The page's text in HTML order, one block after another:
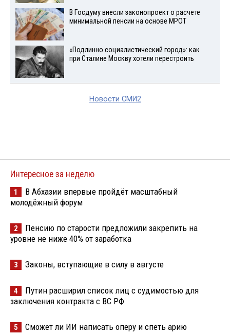
В Госдуму внесли законопроект о расчете
минимальной пенсии на основе МРОТ
«Подлинно социалистический город»: как
при Сталине Москву хотели перестроить
Новости СМИ2
Интересное за неделю
1
В Абхазии впервые пройдёт масштабный
молодёжный форум
2
Пенсию по старости предложили закрепить на
уровне не ниже 40% от заработка
3 Законы, вступающие в силу в августе
4
Путин расширил список лиц с судимостью для
заключения контракта с ВС РФ
5 Сможет ли ИИ написать оперу и спеть арию